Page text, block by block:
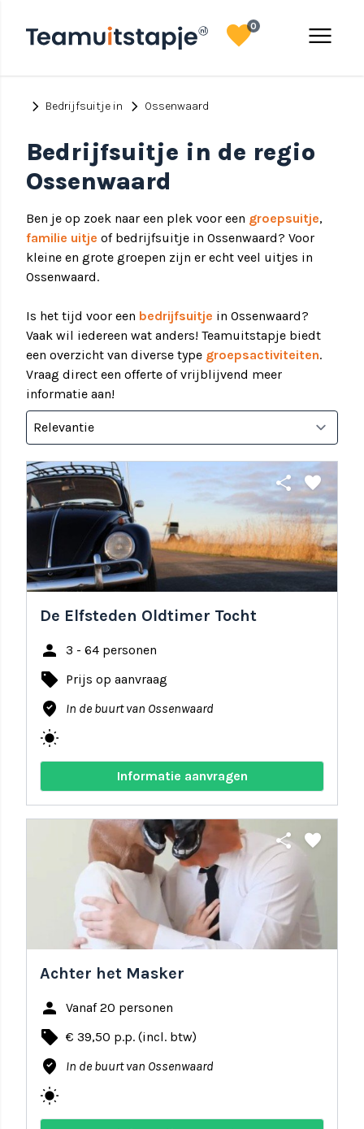
menu
favorite0
chevron_right Bedrijfsuitje in chevron_right Ossenwaard
Bedrijfsuitje in de regio
Ossenwaard
Ben je op zoek naar een plek voor een groepsuitje,
familie uitje of bedrijfsuitje in Ossenwaard? Voor
kleine en grote groepen zijn er echt veel uitjes in
Ossenwaard.
Is het tijd voor een bedrijfsuitje in Ossenwaard?
Vaak wil iedereen wat anders! Teamuitstapje biedt
een overzicht van diverse type groepsactiviteiten.
Vraag direct een offerte of vrijblijvend meer
informatie aan!
share favorite
De Elfsteden Oldtimer Tocht
person 3 - 64 personen
local_offer Prijs op aanvraag
where_to_vote In de buurt van Ossenwaard
wb_sunny
Informatie aanvragen
share favorite
Achter het Masker
person Vanaf 20 personen
local_offer € 39,50 p.p. (incl. btw)
where_to_vote In de buurt van Ossenwaard
wb_sunny